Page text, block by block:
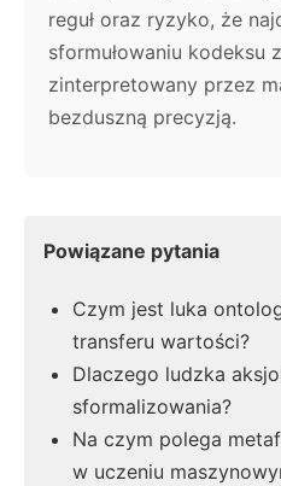
reguł oraz ryzyko, że
sformułowaniu kodeksu
zinterpretowany przez
bezduszną precyzją.
Powiązane pytania
Czym jest luka
transferu wartości?
Dlaczego ludzka
sformalizowania?
Na czym polega
w uczeniu